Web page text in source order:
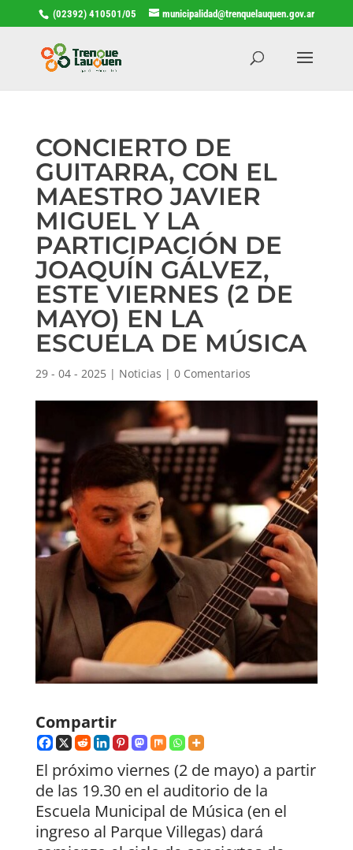
(02392) 410501/05 municipalidad@trenquelauquen.gov.ar
CONCIERTO DE
GUITARRA, CON EL
MAESTRO JAVIER
MIGUEL Y LA
PARTICIPACIÓN DE
JOAQUÍN GÁLVEZ,
ESTE VIERNES (2 DE
MAYO) EN LA
ESCUELA DE MÚSICA
29 - 04 - 2025| Noticias | 0 Comentarios
Compartir
El próximo viernes (2 de mayo) a partir
de las 19.30 en el auditorio de la
Escuela Municipal de Música (en el
ingreso al Parque Villegas) dará